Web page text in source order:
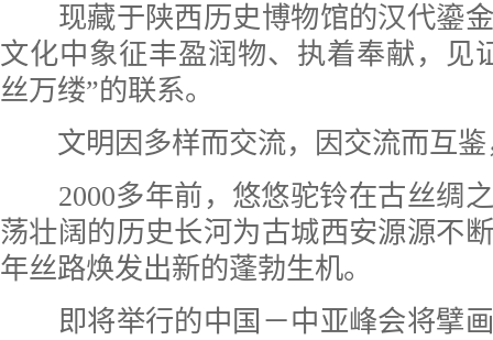
现藏于陕西历史博物馆的汉代鎏金
文化中象征丰盈润物、执着奉献，见
丝万缕”的联系。
文明因多样而交流，因交流而互鉴
2000多年前，悠悠驼铃在古丝绸
荡壮阔的历史长河为古城西安源源不
年丝路焕发出新的蓬勃生机。
即将举行的中国－中亚峰会将擘画